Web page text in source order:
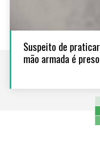
Suspeito de
mão armada é